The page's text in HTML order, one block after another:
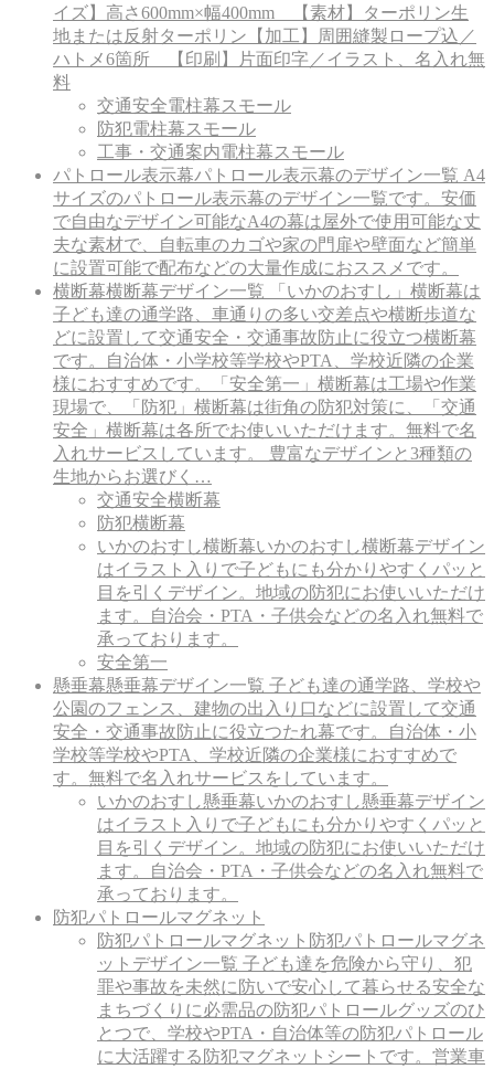
イズ】高さ600mm×幅400mm 【素材】ターポリン生
地または反射ターポリン【加工】周囲縫製ロープ込／
ハトメ6箇所 【印刷】片面印字／イラスト、名入れ無
料
交通安全電柱幕スモール
防犯電柱幕スモール
工事・交通案内電柱幕スモール
パトロール表示幕パトロール表示幕のデザイン一覧 A4
サイズのパトロール表示幕のデザイン一覧です。安価
で自由なデザイン可能なA4の幕は屋外で使用可能な丈
夫な素材で、自転車のカゴや家の門扉や壁面など簡単
に設置可能で配布などの大量作成におススメです。
横断幕横断幕デザイン一覧 「いかのおすし」横断幕は
子ども達の通学路、車通りの多い交差点や横断歩道な
どに設置して交通安全・交通事故防止に役立つ横断幕
です。自治体・小学校等学校やPTA、学校近隣の企業
様におすすめです。「安全第一」横断幕は工場や作業
現場で、「防犯」横断幕は街角の防犯対策に、「交通
安全」横断幕は各所でお使いいただけます。無料で名
入れサービスしています。 豊富なデザインと3種類の
生地からお選びく…
交通安全横断幕
防犯横断幕
いかのおすし横断幕いかのおすし横断幕デザイン
はイラスト入りで子どもにも分かりやすくパッと
目を引くデザイン。地域の防犯にお使いいただけ
ます。自治会・PTA・子供会などの名入れ無料で
承っております。
安全第一
懸垂幕懸垂幕デザイン一覧 子ども達の通学路、学校や
公園のフェンス、建物の出入り口などに設置して交通
安全・交通事故防止に役立つたれ幕です。自治体・小
学校等学校やPTA、学校近隣の企業様におすすめで
す。無料で名入れサービスをしています。
いかのおすし懸垂幕いかのおすし懸垂幕デザイン
はイラスト入りで子どもにも分かりやすくパッと
目を引くデザイン。地域の防犯にお使いいただけ
ます。自治会・PTA・子供会などの名入れ無料で
承っております。
防犯パトロールマグネット
防犯パトロールマグネット 防犯パトロールマグネ
ットデザイン一覧 子ども達を危険から守り、犯
罪や事故を未然に防いで安心して暮らせる安全な
まちづくりに必需品の防犯パトロールグッズのひ
とつで、学校やPTA・自治体等の防犯パトロール
に大活躍する防犯マグネットシートです。営業車